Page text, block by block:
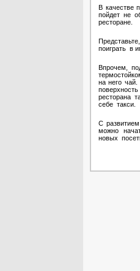
В качестве
пойдет не
ресторане.
поиграть в
Впрочем,
на него чай.
ресторана
себе такси.
С развитием
можно
новых